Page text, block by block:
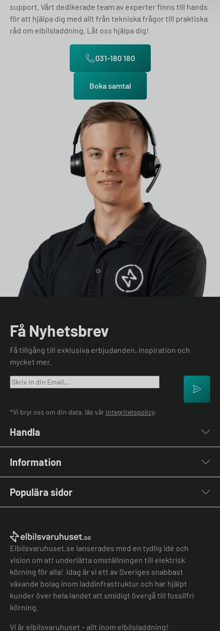
support. Vårt dedikerade team av experter finns till hands
för att hjälpa dig med allt från tekniska frågor till praktiska
råd om elbilsladdning. Låt oss hjälpa dig!
031-180 180
Boka samtal
Få Nyhetsbrev
Få tillgång till exklusiva erbjudanden, inspiration och
mycket mer.
*Vi bryr oss om din data, läs vår integritetspolicy.
Handla
Laddkablar
Kabelhållare
Stolpar & Fästen
Portabla Laddare
Övriga tillbehör
Information
Kontakta oss
Vanliga frågor & svar
El-lexikon
Installation
Grön teknik bidrag
Lastbalansering
Köpvillkor
Köpvillkor batteri
Felanmälan
Hantera cookies
Populära sidor
Elbilsladdare företag
Laddbox bäst i test
Bilmärken
Jämför laddboxar
Jämför hembatterier
Elbilsvaruhuset.se lanserades med en tydlig idé och
vision om att underlätta omställningen till elektrisk
körning för alla! Idag är vi ett av Sveriges snabbast
växande bolag inom laddinfrastruktur och har hjälpt
kunder över hela landet att smidigt övergå till fossilfri
körning.
Vi är elbilsvaruhuset – allt inom elbilsladdning!